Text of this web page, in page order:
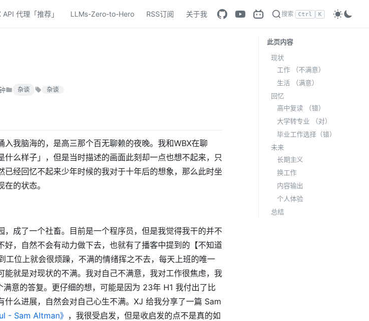
代理「推荐」 LLMs-Zero-to-Hero RSS订阅 关于我 搜索 Ctrl K
杂谈 杂谈
我脑海的，是高三那个百无聊赖的夜晚。我和WBX在聊
什么样子」，但是当时描述的画面此刻却一点也想不起来，只
已经回忆不起来少年时候的我对于十年后的想象，那么此时坐
的状态。
成了一个社畜。目前是一个程序员，但是我觉得我干的并不
，自然不会有动力做下去，也就有了播客中提到的【不知道
位上就会很烦躁，不满的情绪挥之不去，每天上班的唯一
能就是对现状的不满。我对自己不满意，我对工作很焦虑，我
意的答复。更仔细的想，可能是因为 23年 H1 我付出了比
什么进展，自然会对自己心生不满。XJ 给我分享了一篇 Sam
- Sam Altman》 ，我很受启发，但是收启发的点不是真的如
此页内容
现状
工作 （不满意）
生活 （满意）
回忆
高中复读 （错）
大学转专业 （对）
毕业工作选择（错）
未来
长期主义
换工作
内容输出
个人体验
总结